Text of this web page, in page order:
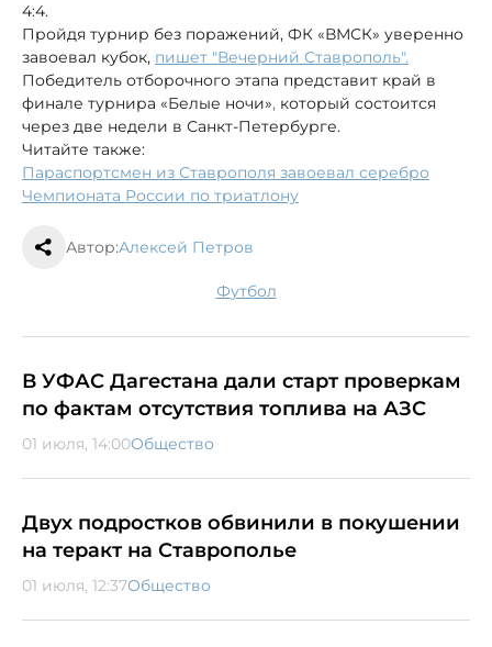
4:4.
Пройдя турнир без поражений, ФК «ВМСК» уверенно
завоевал кубок, пишет "Вечерний Ставрополь".
Победитель отборочного этапа представит край в
финале турнира «Белые ночи», который состоится
через две недели в Санкт-Петербурге.
Читайте также:
Параспортсмен из Ставрополя завоевал серебро
Чемпионата России по триатлону
Автор:Алексей Петров
футбол
В УФАС Дагестана дали старт проверкам
по фактам отсутствия топлива на АЗС
01 июля, 14:00Общество
Двух подростков обвинили в покушении
на теракт на Ставрополье
01 июля, 12:37Общество